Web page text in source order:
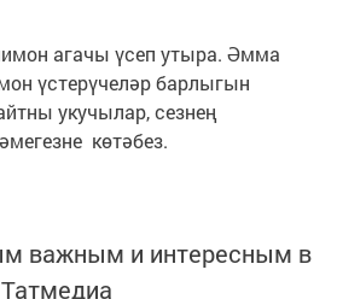
агачы үсеп утыра. Әмма
үстерүчеләр барлыгын
укучылар, сезнең
көтәбез.
важным и интересным в
Татмедиа